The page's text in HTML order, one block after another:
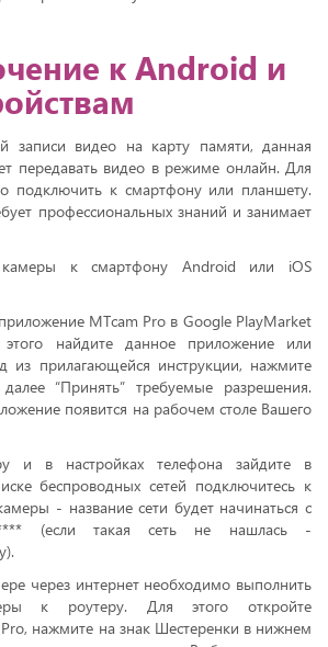
к Android и
записи видео на карту памяти, данная
передавать видео в режиме онлайн. Для
подключить к смартфону или планшету.
профессиональных знаний и занимает
к смартфону Android или iOS
MTcam Pro в Google PlayMarket
найдите данное приложение или
из прилагающейся инструкции, нажмите
“Принять” требуемые разрешения.
появится на рабочем столе Вашего
и в настройках телефона зайдите в
беспроводных сетей подключитесь к
- название сети будет начинаться с
(если такая сеть не нашлась -
через интернет необходимо выполнить
к роутеру. Для этого откройте
нажмите на знак Шестеренки в нижнем